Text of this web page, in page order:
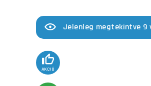
Jelenleg megtekintve 9
AKCIÓ